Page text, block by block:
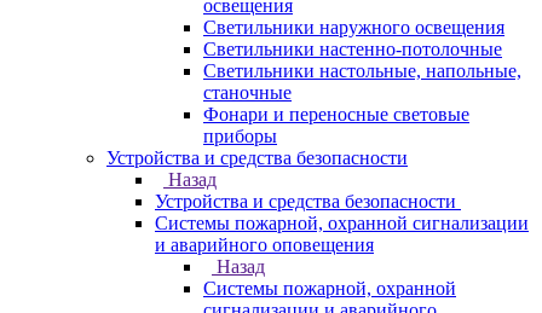
освещения
Светильники наружного освещения
Светильники настенно-потолочные
Светильники настольные, напольные,
станочные
Фонари и переносные световые
приборы
Устройства и средства безопасности
Назад
Устройства и средства безопасности
Системы пожарной, охранной сигнализации
и аварийного оповещения
Назад
Системы пожарной, охранной